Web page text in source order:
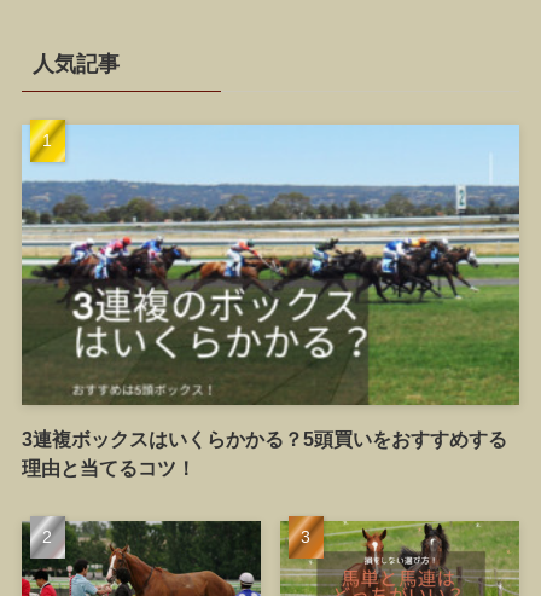
人気記事
3連複ボックスはいくらかかる？5頭買いをおすすめする
理由と当てるコツ！